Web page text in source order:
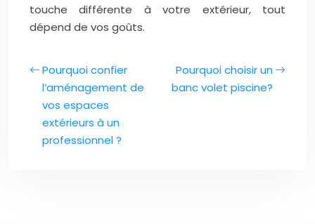
touche différente à votre extérieur, tout
dépend de vos goûts.
Pourquoi confier
l’aménagement de
vos espaces
extérieurs à un
professionnel ?
Pourquoi choisir un
banc volet piscine?